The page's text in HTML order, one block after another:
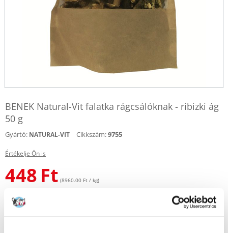
BENEK Natural-Vit falatka rágcsálóknak - ribizki ág
50 g
Gyártó: NATURAL-VIT Cikkszám:9755
Értékelje Ön is
448 Ft (8960.00 Ft / kg)
KÜLDÉS 48 ÓRÁN BELÜL